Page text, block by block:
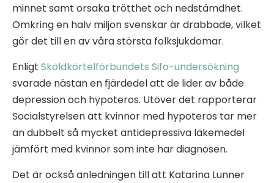
minnet samt orsaka trötthet och nedstämdhet.
Omkring en halv miljon svenskar är drabbade, vilket
gör det till en av våra största folksjukdomar.
Enligt Sköldkörtelförbundets Sifo-undersökning
svarade nästan en fjärdedel att de lider av både
depression och hypoteros. Utöver det rapporterar
Socialstyrelsen att kvinnor med hypoteros tar mer
än dubbelt så mycket antidepressiva läkemedel
jämfört med kvinnor som inte har diagnosen.
Det är också anledningen till att Katarina Lunner